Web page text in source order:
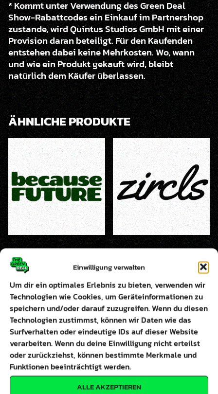
Einwilligung verwalten
Um dir ein optimales Erlebnis zu bieten, verwenden wir
Technologien wie Cookies, um Geräteinformationen zu
speichern und/oder darauf zuzugreifen. Wenn du diesen
Technologien zustimmst, können wir Daten wie das
Surfverhalten oder eindeutige IDs auf dieser Website
verarbeiten. Wenn du deine Einwilligung nicht erteilst
oder zurückziehst, können bestimmte Merkmale und
Funktionen beeinträchtigt werden.
ALLE AKZEPTIEREN
* Kommt unter Verwendung des Green Deal
Show-Rabattcodes ein Einkauf im Partnershop
zustande, wird Quintus Studios GmbH mit einer
Provision daran beteiligt. Für den Kaufenden
entstehen dabei keine Mehrkosten. Wo, wann
und wie ein Produkt gekauft wird, bleibt
natürlich dem Käufer überlassen.
ÄHNLICHE PRODUKTE
BECAUSEFUTURE
ZUM
PARTNERSHOP
ZUM
PARTNERSHOP